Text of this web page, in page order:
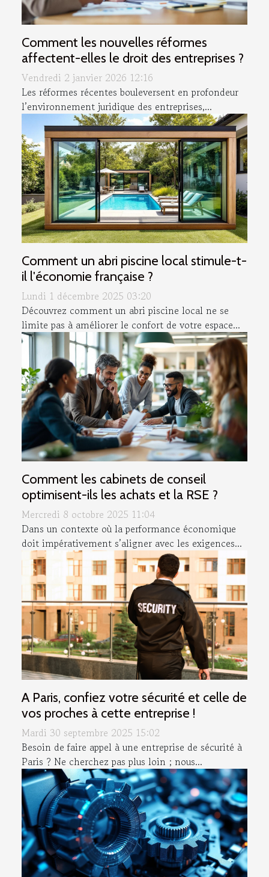
Comment les nouvelles réformes
affectent-elles le droit des entreprises ?
Vendredi 2 janvier 2026 12:16
Les réformes récentes bouleversent en profondeur
l’environnement juridique des entreprises,...
Comment un abri piscine local stimule-t-
il l'économie française ?
Lundi 1 décembre 2025 03:20
Découvrez comment un abri piscine local ne se
limite pas à améliorer le confort de votre espace...
Comment les cabinets de conseil
optimisent-ils les achats et la RSE ?
Mercredi 8 octobre 2025 11:04
Dans un contexte où la performance économique
doit impérativement s’aligner avec les exigences...
A Paris, confiez votre sécurité et celle de
vos proches à cette entreprise !
Mardi 30 septembre 2025 15:02
Besoin de faire appel à une entreprise de sécurité à
Paris ? Ne cherchez pas plus loin ; nous...